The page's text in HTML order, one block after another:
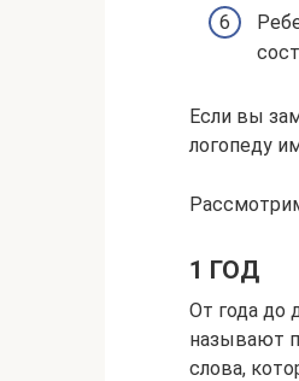
Если вы
логопеду
1 ГОД
От года до
называют
слова,